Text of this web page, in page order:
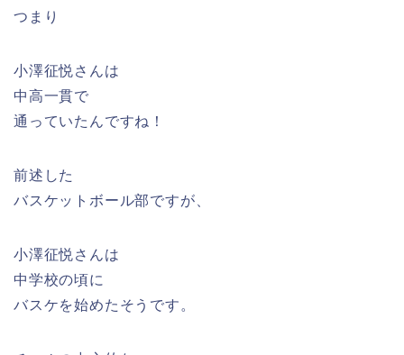
つまり
小澤征悦さんは
中高一貫で
通っていたんですね！
前述した
バスケットボール部ですが、
小澤征悦さんは
中学校の頃に
バスケを始めたそうです。